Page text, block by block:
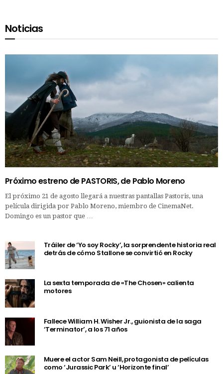
Noticias
Próximo estreno de PASTORIS, de Pablo Moreno
El próximo 21 de agosto llegará a nuestras pantallas Pastoris, una
película dirigida por Pablo Moreno, miembro de CinemaNet.
Domingo es un pastor que …
Tráiler de ‘Yo soy Rocky’, la sorprendente historia real
detrás de cómo Stallone se convirtió en Rocky
La sexta temporada de «The Chosen» calienta
motores
Fallece William H. Wisher Jr., guionista de la saga
‘Terminator’, a los 71 años
Muere el actor Sam Neill, protagonista de películas
como ‘Jurassic Park’ u ‘Horizonte final’